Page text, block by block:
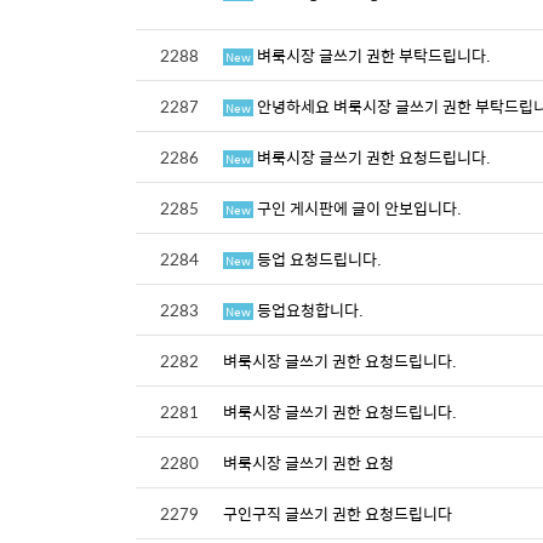
2288 New 벼룩시장 글쓰기 권한 부탁드립니다.
2287
New 안녕하세요 벼룩시장 글쓰기 권한 부탁드립
2286
New 벼룩시장 글쓰기 권한 요청드립니다.
2285
New 구인 게시판에 글이 안보입니다.
2284
New 등업 요청드립니다.
2283
New 등업요청합니다.
2282
벼룩시장 글쓰기 권한 요청드립니다.
2281
벼룩시장 글쓰기 권한 요청드립니다.
2280
벼룩시장 글쓰기 권한 요청
2279
구인구직 글쓰기 권한 요청드립니다